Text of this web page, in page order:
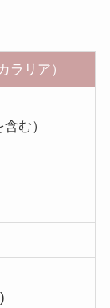
ラリア）
む）